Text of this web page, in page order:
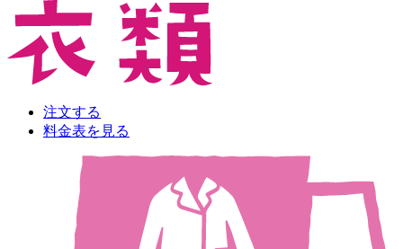
注文する
料金表を見る